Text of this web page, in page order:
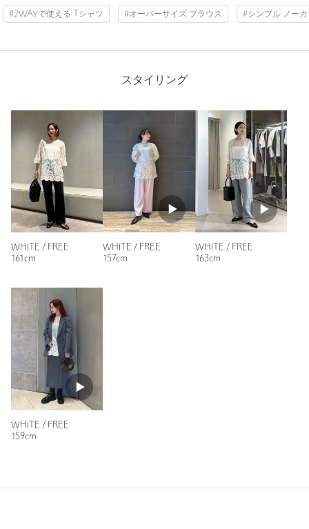
商品番号 8916-6-000001
購入サイズ：FREE
｜
購入カラー：WHITE
しているので、ブラウスとしても、羽織りのようにも着れるの
女性
身長：151cm
普段の着用サイズ：
参考になった
※レビューは、個人の主観による感想・体感によるもので、商品の効果や性
#2WAYで使える Tシャツ #オーバーサイズ ブラウス #シンプル ノー
スタイリング
WHITE / FREE
161cm
WHITE / FREE
157cm
WHITE / FREE
163cm
WHITE / FREE
159cm